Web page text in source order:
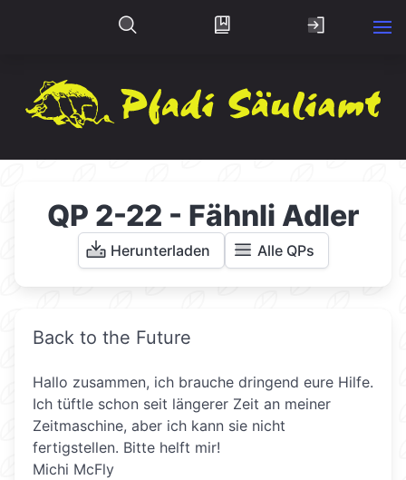
QP 2-22 - Fähnli Adler
Herunterladen Alle QPs
Back to the Future
Hallo zusammen, ich brauche dringend eure Hilfe.
Ich tüftle schon seit längerer Zeit an meiner
Zeitmaschine, aber ich kann sie nicht
fertigstellen. Bitte helft mir!
Michi McFly